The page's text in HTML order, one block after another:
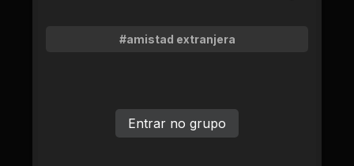
#amistad extranjera
Entrar no grupo